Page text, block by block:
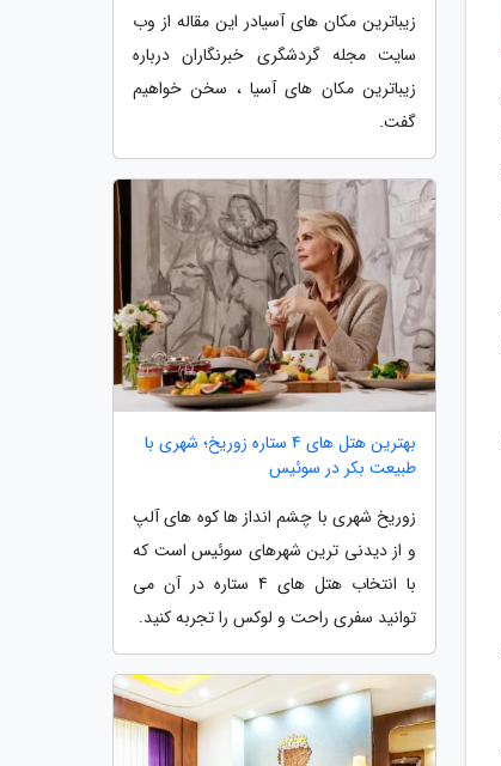
زیباترین مکان های آسیادر این مقاله از وب
سایت مجله گردشگری خبرنگاران درباره
زیباترین مکان های آسیا ، سخن خواهیم
گفت.
بهترین هتل های 4 ستاره زوریخ؛ شهری با
طبیعت بکر در سوئیس
زوریخ شهری با چشم انداز ها کوه های آلپ
و از دیدنی ترین شهرهای سوئیس است که
با انتخاب هتل های 4 ستاره در آن می
توانید سفری راحت و لوکس را تجربه کنید.